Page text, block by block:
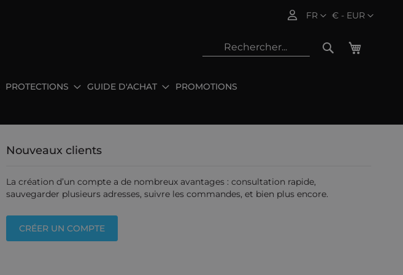
Devise
€ - EUR
Langue
FR
Rechercher
PROTECTIONS GUIDE D'ACHAT PROMOTIONS
Nouveaux clients
La création d’un compte a de nombreux avantages : consultation rapide,
sauvegarder plusieurs adresses, suivre les commandes, et bien plus encore.
CRÉER UN COMPTE